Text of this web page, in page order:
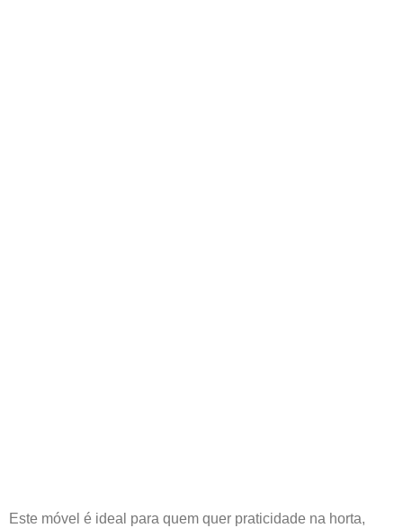
Este móvel é ideal para quem quer praticidade na horta,